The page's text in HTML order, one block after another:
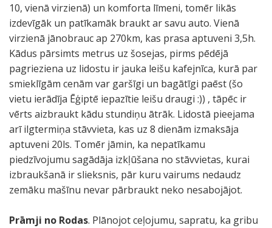
10, vienā virzienā) un komforta līmeni, tomēr likās
izdevīgāk un patīkamāk braukt ar savu auto. Vienā
virzienā jānobrauc ap 270km, kas prasa aptuveni 3,5h.
Kādus pārsimts metrus uz šosejas, pirms pēdējā
pagrieziena uz lidostu ir jauka leišu kafejnīca, kurā par
smieklīgām cenām var garšīgi un bagātīgi paēst (šo
vietu ierādīja Ēģiptē iepazītie leišu draugi :)) , tāpēc ir
vērts aizbraukt kādu stundiņu ātrāk. Lidostā pieejama
arī ilgtermiņa stāvvieta, kas uz 8 dienām izmaksāja
aptuveni 20ls. Tomēr jāmin, ka nepatīkamu
piedzīvojumu sagādāja izkļūšana no stāvvietas, kurai
izbraukšanā ir slieksnis, pār kuru vairums nedaudz
zemāku mašīnu nevar pārbraukt neko nesabojājot.
Prāmji no Rodas. Plānojot ceļojumu, sapratu, ka gribu